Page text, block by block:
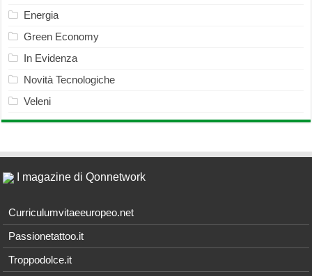
Energia
Green Economy
In Evidenza
Novità Tecnologiche
Veleni
I magazine di Qonnetwork
Curriculumvitaeeuropeo.net
Passionetattoo.it
Troppodolce.it